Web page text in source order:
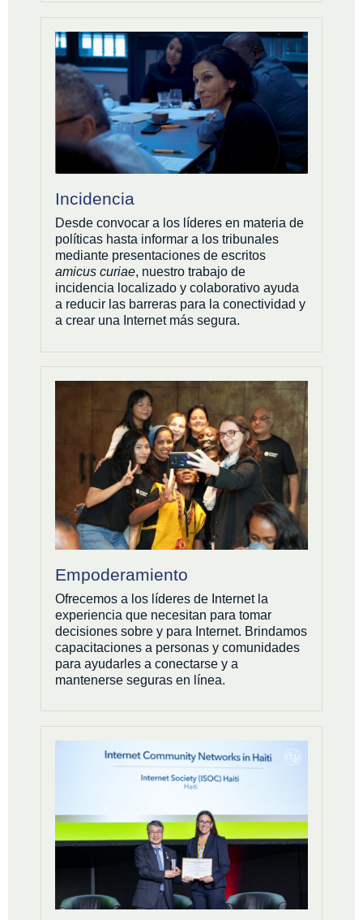
Incidencia
Desde convocar a los líderes en materia de
políticas hasta informar a los tribunales
mediante presentaciones de escritos
amicus curiae, nuestro trabajo de
incidencia localizado y colaborativo ayuda
a reducir las barreras para la conectividad y
a crear una Internet más segura.
Empoderamiento
Ofrecemos a los líderes de Internet la
experiencia que necesitan para tomar
decisiones sobre y para Internet. Brindamos
capacitaciones a personas y comunidades
para ayudarles a conectarse y a
mantenerse seguras en línea.